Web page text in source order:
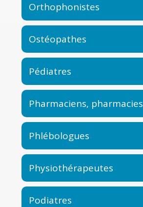
Orthophonistes
Ostéopathes
Pédiatres
Pharmaciens, pharmacies
Phlébologues
Physiothérapeutes
Podiatres